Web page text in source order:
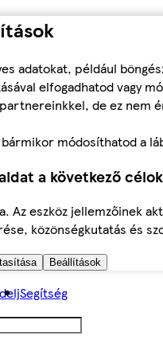
adatokat, például
elfogadhatod vagy
de ez nem
módosíthatod a
a következő
Az eszköz jellemzőinek
közönségkutatás és
Beállítások
Segítség